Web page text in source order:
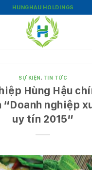
HUNGHAU HOLDINGS
SỰ KIỆN, TIN TỨC
Hùng Hậu
nghiệp
uy tín 2015”